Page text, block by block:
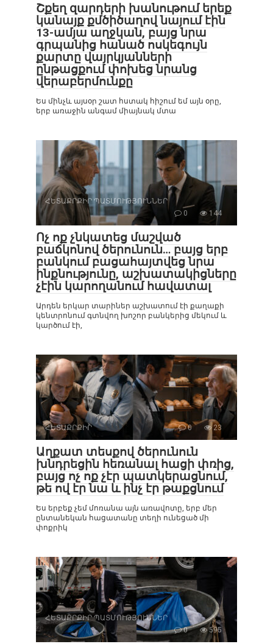
Շքեղ զարդերի խանութում երեք
կանայք քմծիծաղով նայում էին
13-ամյա աղջկան, բայց նրա
գրպանից հանած ոսկեգույն
քարտը վայրկյանների
ընթացքում փոխեց նրանց
վերաբերմունքը
Ես մինչև այսօր շատ հստակ հիշում եմ այն օրը,
երբ առաջին անգամ միայնակ մտա
ՀԵՏԱՔՐՔԻՐ ՊԱՏՄՈՒԹՅՈՒՆՆԵՐ
0
144
Ոչ ոք չնկատեց մաշված
բաճկոնով ծերունուն… բայց երբ
բանկում բացահայտվեց նրա
ինքնությունը, աշխատակիցները
չէին կարողանում հավատալ
Արդեն երկար տարիներ աշխատում էի քաղաքի
կենտրոնում գտնվող խոշոր բանկերից մեկում և
կարծում էի,
ՀԵՏԱՔՐՔԻՐ 0 23
Աղքատ տեսքով ծերունուն
խնդրեցին հեռանալ հացի փռից,
բայց ոչ ոք չէր պատկերացնում,
թե ով էր նա և ինչ էր թաքցնում
Ես երբեք չեմ մոռանա այն առավոտը, երբ մեր
ընտանեկան հացատանը տեղի ունեցած մի
փոքրիկ
ՀԵՏԱՔՐՔԻՐ ՊԱՏՄՈՒԹՅՈՒՆՆԵՐ
0
595